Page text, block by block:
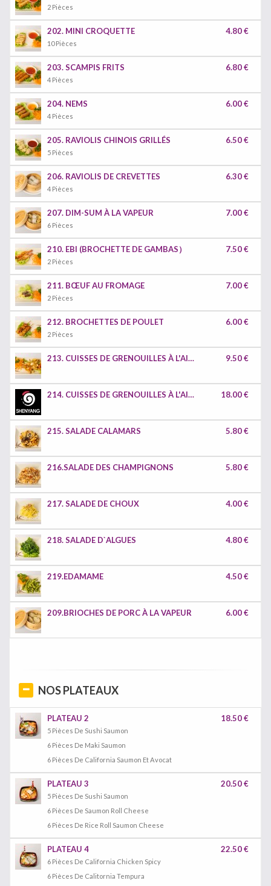
2 Pièces
202. MINI CROQUETTE
10 Pièces
4.80 €
203. SCAMPIS FRITS
4 Pièces
6.80 €
204. NEMS
4 Pièces
6.00 €
205. RAVIOLIS CHINOIS GRILLÉS
5 Pièces
6.50 €
206. RAVIOLIS DE CREVETTES
4 Pièces
6.30 €
207. DIM-SUM À LA VAPEUR
6 Pièces
7.00 €
210. EBI (BROCHETTE DE GAMBAS）
2 Pièces
7.50 €
211. BŒUF AU FROMAGE
2 Pièces
7.00 €
212. BROCHETTES DE POULET
2 Pièces
6.00 €
213. CUISSES DE GRENOUILLES À L'AIL SEL ET POIVRON 9.50 €
214. CUISSES DE GRENOUILLES À L'AIL SEL ET POIVRON 18.00 €
215. SALADE CALAMARS 5.80 €
216.SALADE DES CHAMPIGNONS 5.80 €
217. SALADE DE CHOUX 4.00 €
218. SALADE D`ALGUES 4.80 €
219.EDAMAME 4.50 €
209.BRIOCHES DE PORC À LA VAPEUR 6.00 €
NOS PLATEAUX
PLATEAU 2
5 Pièces De Sushi Saumon
6 Pièces De Maki Saumon
6 Pièces De California Saumon Et Avocat
18.50 €
PLATEAU 3
5 Pièces De Sushi Saumon
6 Pièces De Saumon Roll Cheese
6 Pièces De Rice Roll Saumon Cheese
20.50 €
PLATEAU 4
6 Pièces De California Chicken Spicy
6 Pièces De Calitornia Tempura
22.50 €